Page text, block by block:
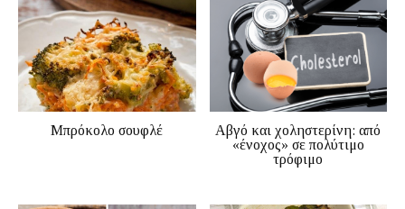
Μπρόκολο σουφλέ
Αβγό και χοληστερίνη: από
«ένοχος» σε πολύτιμο
τρόφιμο